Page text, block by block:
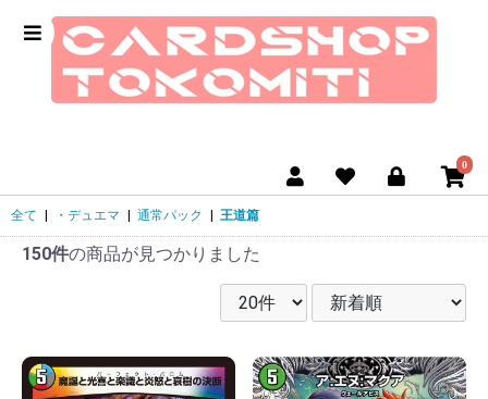
0
全て ・デュエマ 通常パック 王道篇
150件の商品が見つかりました